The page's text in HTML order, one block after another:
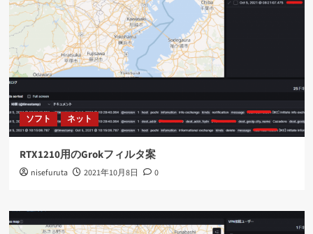
ソフト ネット
RTX1210用のGrokフィルタ案
nisefuruta 2021年10月8日 0